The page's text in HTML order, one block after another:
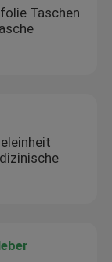
Taschen